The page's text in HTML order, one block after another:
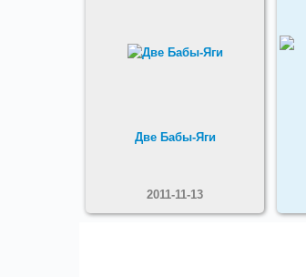
Две Бабы-Яги
2011-11-13